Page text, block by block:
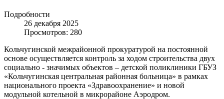
Подробности
26 декабря 2025
Просмотров: 280
Кольчугинской межрайонной прокуратурой на постоянной
основе осуществляется контроль за ходом строительства двух
социально - значимых объектов – детской поликлиники ГБУЗ
«Кольчугинская центральная районная больница» в рамках
национального проекта «Здравоохранение» и новой
модульной котельной в микрорайоне Аэродром.